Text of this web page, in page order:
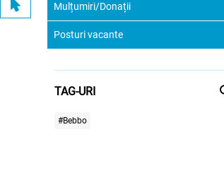
Mulțumiri/Donații
Posturi vacante
TAG-URI
#Bebbo